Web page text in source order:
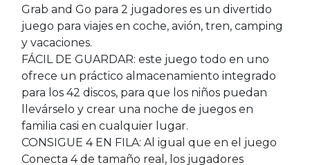
Grab and Go para 2 jugadores es un divertido
juego para viajes en coche, avión, tren, camping
y vacaciones.
FÁCIL DE GUARDAR: este juego todo en uno
ofrece un práctico almacenamiento integrado
para los 42 discos, para que los niños puedan
llevárselo y crear una noche de juegos en
familia casi en cualquier lugar.
CONSIGUE 4 EN FILA: Al igual que en el juego
Conecta 4 de tamaño real, los jugadores